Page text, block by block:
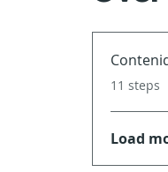
.11 steps
Load